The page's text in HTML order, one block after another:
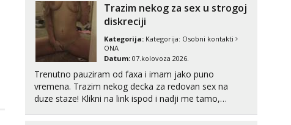
možeš pranaći nešto po svojoj mjeri. Sexi videa s
kolegica...
Trazim nekog za sex u strogoj
diskreciji
Kategorija: Kategorija: Osobni kontakti
ONA
Datum: 07.kolovoza 2026.
Trenutno pauziram od faxa i imam jako puno
vremena. Trazim nekog decka za redovan sex na
duze staze! Klikni na link ispod i nadji me tamo,